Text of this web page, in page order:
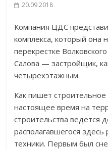
20.09.2018
Компания ЦДС
комплекса, который она
перекрестке
Салова — застройщик,
четырехэтажным.
Как пишет
настоящее время на
строительства ведется
располагавшегося
техники. Первым был